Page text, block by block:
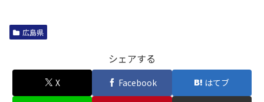
広島県
シェアする
X Facebook はてブ